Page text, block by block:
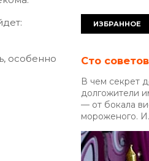
особенно
ИЗБРАННОЕ
Сто
В чем секрет
долгожители
— от бокала
мороженого.